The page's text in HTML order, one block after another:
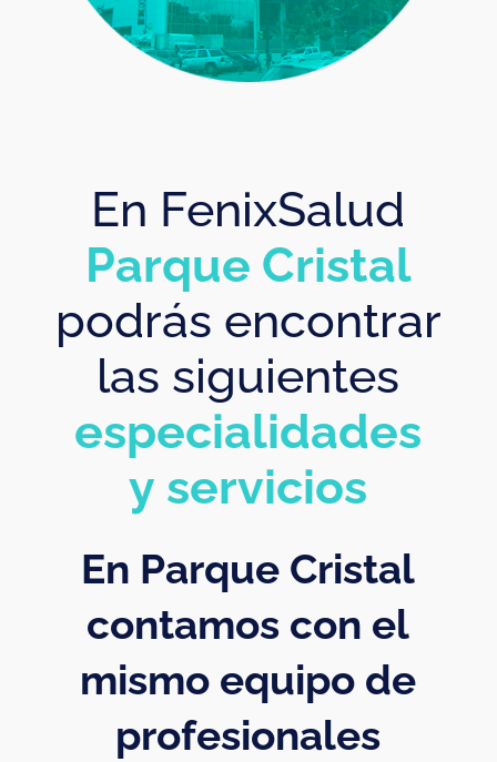
En FenixSalud
Parque Cristal
podrás encontrar
las siguientes
especialidades
y servicios
En Parque Cristal
contamos con el
mismo equipo de
profesionales